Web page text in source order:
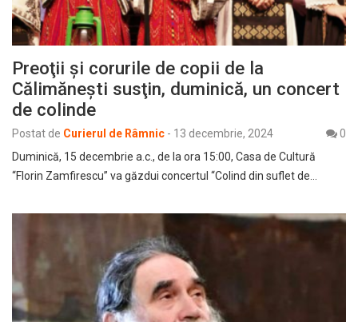
Preoţii şi corurile de copii de la
Călimăneşti susţin, duminică, un concert
de colinde
Postat de Curierul de Râmnic - 13 decembrie, 2024
0
Duminică, 15 decembrie a.c., de la ora 15:00, Casa de Cultură
“Florin Zamfirescu” va găzdui concertul “Colind din suflet de…